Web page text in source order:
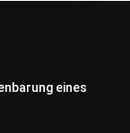
eines